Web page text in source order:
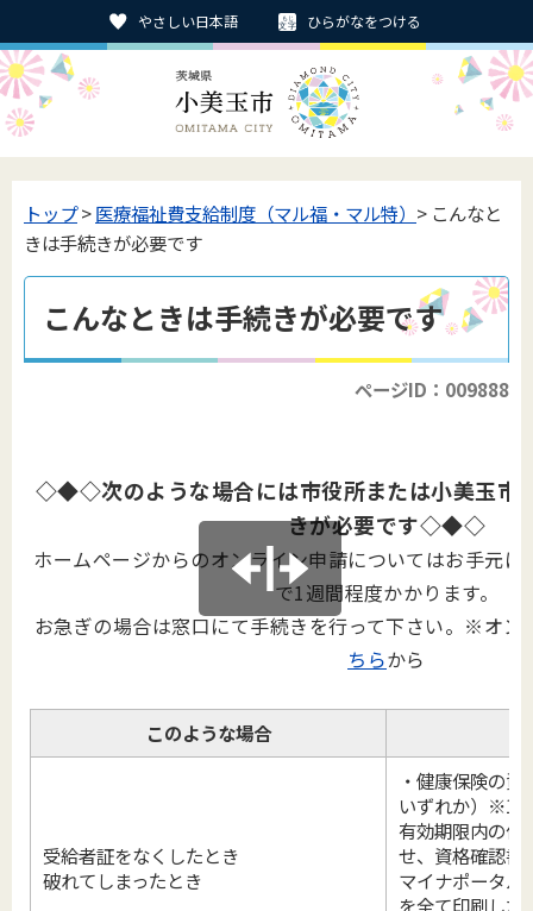
やさしい日本語 ひらがなをつける
トップ>医療福祉費支給制度（マル福・マル特） > こんなと
きは手続きが必要です
こんなときは手続きが必要です
ページID：009888
◇◆◇次のような場合には市役所または小美玉市
きが必要です◇◆◇
ホームページからのオンライン申請についてはお手元
で1週間程度かかります。
お急ぎの場合は窓口にて手続きを行って下さい。※オン
ちらから
このような場合
受給者証をなくしたとき
破れてしまったとき
・健康保険の
いずれか）※1
有効期限内の保
せ、資格確認書
マイナポータル
を全て印刷した